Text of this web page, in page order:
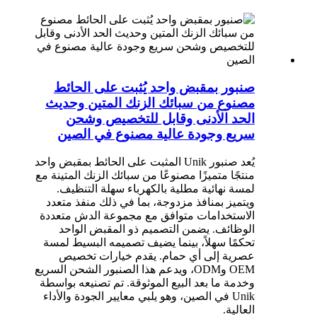
صنبور بمقبض واحد يُثبت على الحائط
مصنوع من سبائك الزنك المتين وحديث
الحد الأدنى وقابل للتخصيص وشحن
سريع وجودة عالية مصنوع في الصين
يُعد صنبور Unik المثبت على الحائط بمقبض واحد
منتجًا متميزًا مصنوعًا من سبائك الزنك المتينة مع
لمسة نهائية مطلية بالكهرباء سهلة التنظيف.
ويتميز بمنافذ مزدوجة، بما في ذلك منفذ متعدد
الاستخدامات متوافق مع مجموعة الدش متعددة
الوظائف. يضمن التصميم ذو المقبض الواحد
تحكمًا سهلاً، بينما يضيف تصميمه البسيط لمسة
عصرية إلى أي حمام. يقدم خيارات تخصيص
OEM وODM، ويدعم هذا الصنبور الشحن السريع
وخدمة ما بعد البيع الموثوقة. تم تصنيعه بواسطة
Unik في الصين، وهو يلبي معايير الجودة والأداء
العالية.